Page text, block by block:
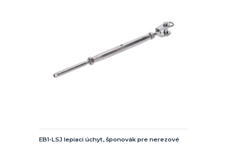
EB1-LSJ lepiaci úchyt, šponovák pre nerezové